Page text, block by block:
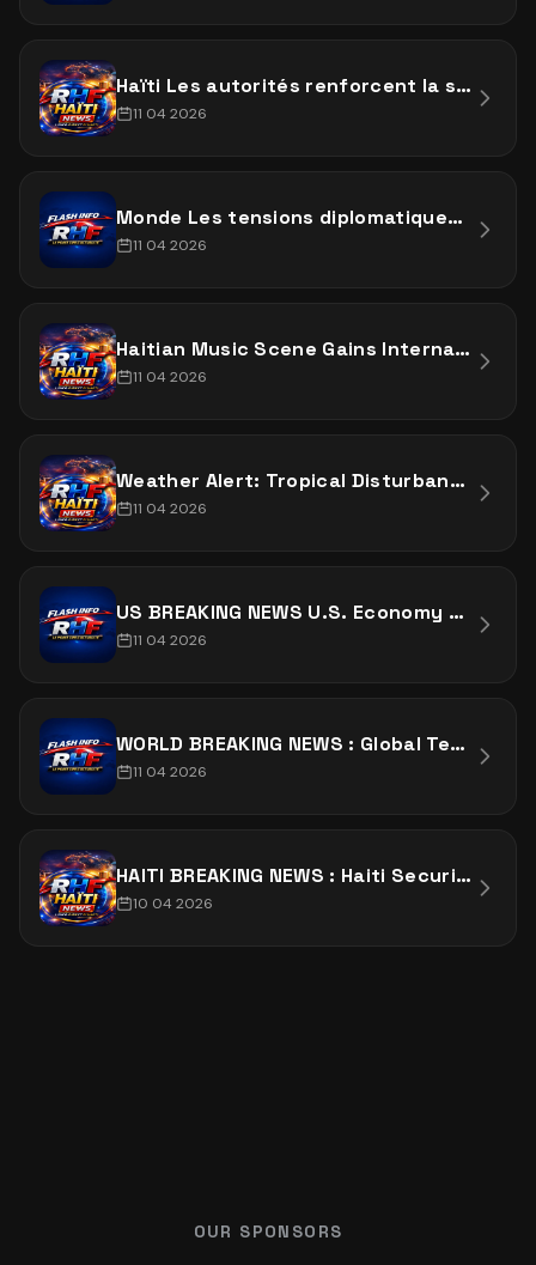
Haïti Les autorités renforcent la sécurité dans certaines zones sensibles du pays après une série
11 04 2026
Monde Les tensions diplomatiques montent dans plusieurs régions stratégiques alors que des leaders
11 04 2026
Haitian Music Scene Gains International Spotlight
11 04 2026
Weather Alert: Tropical Disturbance Under Watch
11 04 2026
US BREAKING NEWS U.S. Economy Shows Mixed Signals Amid Inflation Concerns
11 04 2026
WORLD BREAKING NEWS : Global Tensions Rise as Middle East Situation Intensifies
11 04 2026
HAITI BREAKING NEWS : Haiti Security Crisis Deepens in Artibonite
10 04 2026
OUR SPONSORS